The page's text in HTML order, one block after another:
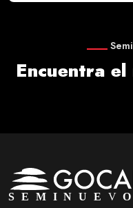
Encuentra